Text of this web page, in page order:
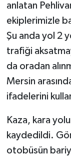
anlatan
ekiplerimizle
Şu anda yol 2
trafiği
da oradan
Mersin
ifadelerini
Kaza, kara
kaydedildi.
otobüsün